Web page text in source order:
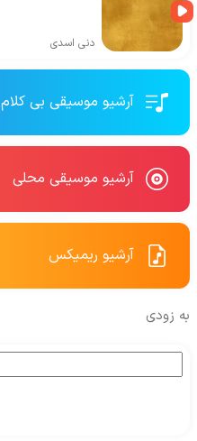
دنی اسدی
آرشیو موسیقی بی کلام
آرشیو موسیقی محلی
آرشیو ریمیکس
به زودی